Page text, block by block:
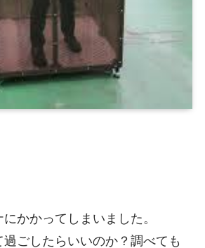
かかってしまいました。
ごしたらいいのか？調べても